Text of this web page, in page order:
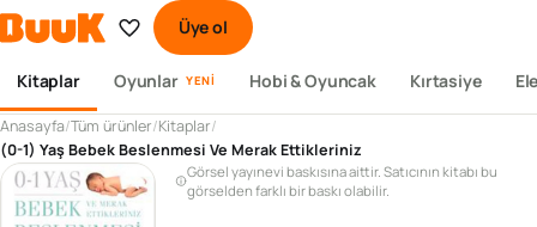
Üye ol
Kitaplar Oyunlar YENI Hobi & Oyuncak Kırtasiye
Anasayfa/Tüm ürünler/Kitaplar/
(0-1) Yaş Bebek Beslenmesi Ve Merak Ettikleriniz
Görsel yayınevi baskısına aittir. Satıcının kitabı bu
görselden farklı bir baskı olabilir.